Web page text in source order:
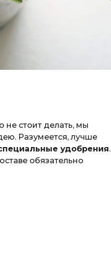
не стоит делать, мы
Разумеется, лучше
удобрения.
обязательно